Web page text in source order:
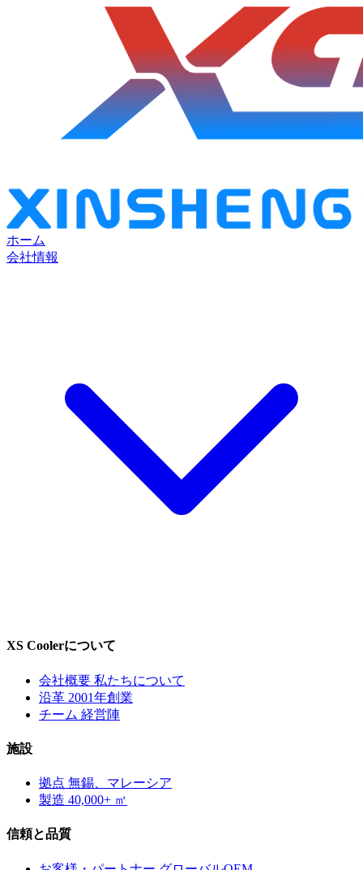
ホーム
会社情報
XS Coolerについて
会社概要 私たちについて
沿革 2001年創業
チーム 経営陣
施設
拠点 無錫、マレーシア
製造 40,000+ ㎡
信頼と品質